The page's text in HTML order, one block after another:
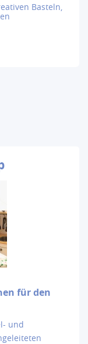
Basteln,
für den
und